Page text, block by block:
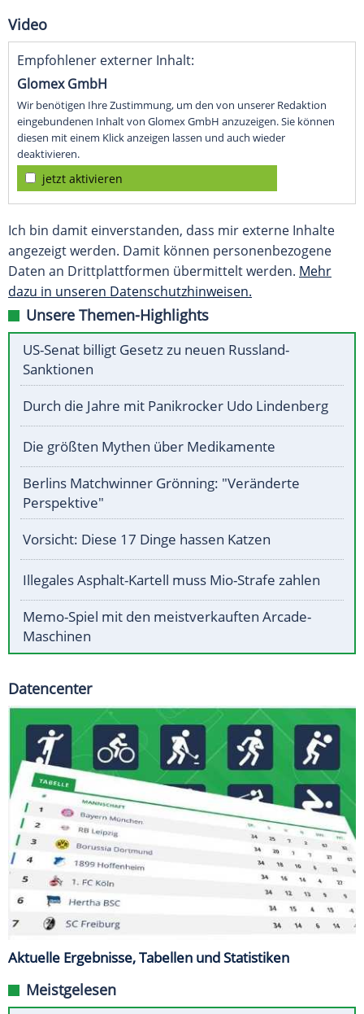
Video
Empfohlener externer Inhalt:
Glomex GmbH
Wir benötigen Ihre Zustimmung, um den von unserer Redaktion
eingebundenen Inhalt von Glomex GmbH anzuzeigen. Sie können
diesen mit einem Klick anzeigen lassen und auch wieder
deaktivieren.
jetzt aktivieren
Ich bin damit einverstanden, dass mir externe Inhalte
angezeigt werden. Damit können personenbezogene
Daten an Drittplattformen übermittelt werden. Mehr
dazu in unseren Datenschutzhinweisen.
Unsere Themen-Highlights
US-Senat billigt Gesetz zu neuen Russland-
Sanktionen
Durch die Jahre mit Panikrocker Udo Lindenberg
Die größten Mythen über Medikamente
Berlins Matchwinner Grönning: "Veränderte
Perspektive"
Vorsicht: Diese 17 Dinge hassen Katzen
Illegales Asphalt-Kartell muss Mio-Strafe zahlen
Memo-Spiel mit den meistverkauften Arcade-
Maschinen
Datencenter
Aktuelle Ergebnisse, Tabellen und Statistiken
Meistgelesen